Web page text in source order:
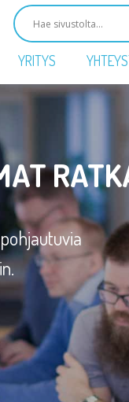
YRITYS